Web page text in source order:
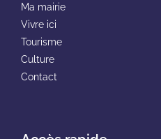
Ma mairie
Vivre ici
Tourisme
Culture
Contact